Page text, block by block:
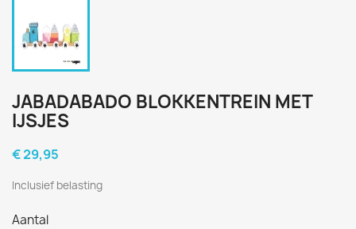
JABADABADO BLOKKENTREIN MET
IJSJES
€ 29,95
Inclusief belasting
Aantal